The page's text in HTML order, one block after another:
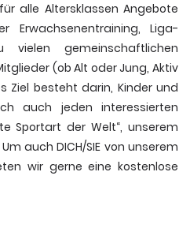
alle Altersklassen Angebote
Liga-
gemeinschaftlichen
(ob Alt oder Jung, Aktiv
Ziel besteht darin, Kinder und
auch jeden interessierten
Sportart der Welt“, unserem
auch DICH/SIE von unserem
wir gerne eine kostenlose